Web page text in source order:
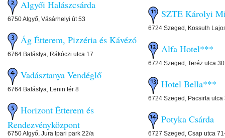
Algyői Halászcsárda
6750 Algyő, Vásárhelyi út 53
Ág Étterem, Pizzéria és Kávézó
6764 Balástya, Rákóczi utca 17
Vadásztanya Vendéglő
6764 Balástya, Lenin tér 8
Horizont Étterem és
Rendezvényközpont
6750 Algyő, Jura Ipari park 22/a
SZTE Károlyi
6724 Szeged, Kossuth
Alfa Hotel***
6724 Szeged, Teréz utca 30
Hotel Bella***
6724 Szeged, Pacsirta utca
Potyka Csárda
6727 Szeged, Csap utca